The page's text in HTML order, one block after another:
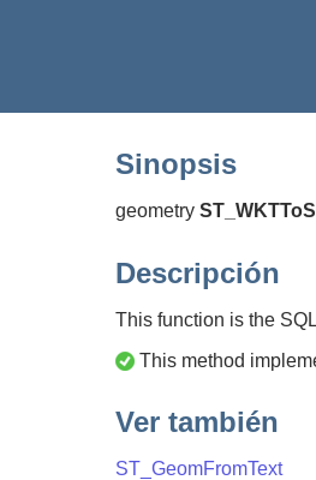
Sinopsis
geometry
Descripción
This function is the
This method
Ver también
ST_GeomFromText